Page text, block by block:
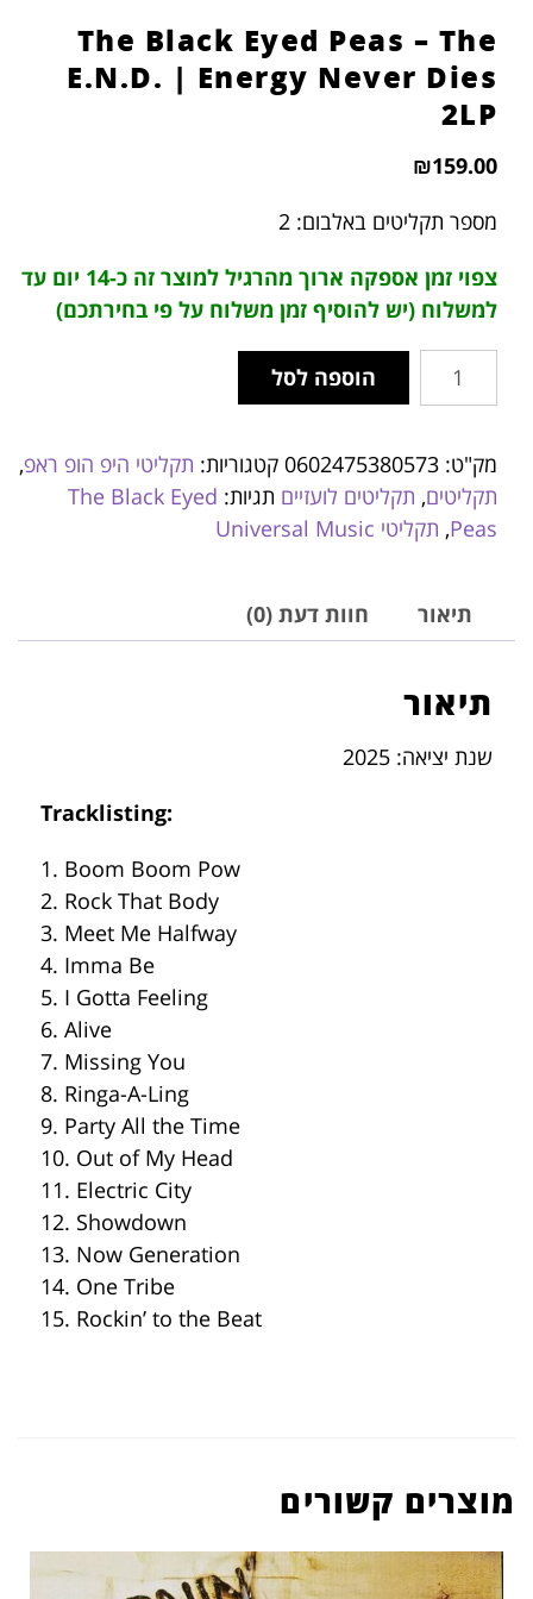
The Black Eyed Peas – The
E.N.D. | Energy Never Dies
2LP
₪159.00
מספר תקליטים באלבום: 2
צפוי זמן אספקה ארוך מהרגיל למוצר זה כ-14 יום עד
למשלוח (יש להוסיף זמן משלוח על פי בחירתכם)
הוספה לסל
מק"ט: 0602475380573 קטגוריות: תקליטי היפ הופ ראפ,
תקליטים, תקליטים לועזיים תגיות: The Black Eyed
Peas
, תקליטי Universal Music
תיאור חוות דעת (0)
תיאור
שנת יציאה: 2025
Tracklisting:
1. Boom Boom Pow
2. Rock That Body
3. Meet Me Halfway
4. Imma Be
5. I Gotta Feeling
6. Alive
7. Missing You
8. Ringa-A-Ling
9. Party All the Time
10. Out of My Head
11. Electric City
12. Showdown
13. Now Generation
14. One Tribe
15. Rockin’ to the Beat
מוצרים קשורים